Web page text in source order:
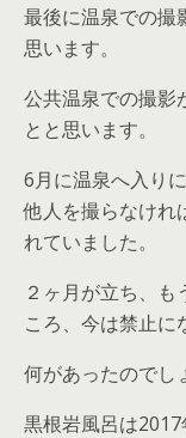
最後に温泉での撮
思います。
公共温泉での撮影
とと思います。
6月に温泉へ入り
他人を撮らなけれ
れていました。
２ヶ月が立ち、
ころ、今は禁止に
何があったのでし
黒根岩風呂は